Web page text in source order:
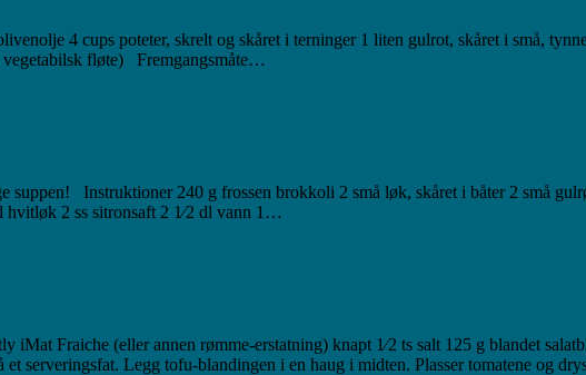
4 cups poteter, skrelt og skåret i terninger 1 liten gulrot, skåret i små,
fløte) Fremgangsmåte…
suppen! Instruktioner 240 g frossen brokkoli 2 små løk, skåret i båter 2 små
2 ss sitronsaft 2 1⁄2 dl vann 1…
iMat Fraiche (eller annen rømme-erstatning) knapt 1⁄2 ts salt 125 g blandet
et serveringsfat. Legg tofu-blandingen i en haug i midten. Plasser tomatene og